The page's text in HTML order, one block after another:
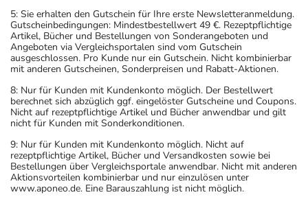
5: Sie erhalten den Gutschein für Ihre erste Newsletteranmeldung.
Gutscheinbedingungen: Mindestbestellwert 49 €. Rezeptpflichtige
Artikel, Bücher und Bestellungen von Sonderangeboten und
Angeboten via Vergleichsportalen sind vom Gutschein
ausgeschlossen. Pro Kunde nur ein Gutschein. Nicht kombinierbar
mit anderen Gutscheinen, Sonderpreisen und Rabatt-Aktionen.
8: Nur für Kunden mit Kundenkonto möglich. Der Bestellwert
berechnet sich abzüglich ggf. eingelöster Gutscheine und Coupons.
Nicht auf rezeptpflichtige Artikel und Bücher anwendbar und gilt
nicht für Kunden mit Sonderkonditionen.
9: Nur für Kunden mit Kundenkonto möglich. Nicht auf
rezeptpflichtige Artikel, Bücher und Versandkosten sowie bei
Bestellungen über Vergleichsportale anwendbar. Nicht mit anderen
Aktionsvorteilen kombinierbar und nur einzulösen unter
www.aponeo.de. Eine Barauszahlung ist nicht möglich.